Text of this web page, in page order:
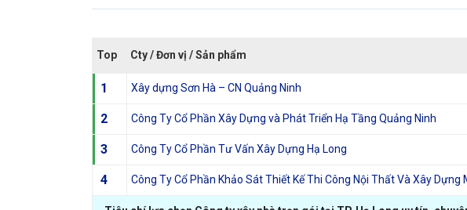
Top Cty / Đơn vị / Sản phẩm
1 Xây dựng Sơn Hà – CN Quảng Ninh
2 Công Ty Cổ Phần Xây Dựng và Phát Triển Hạ Tầng Quảng Ninh
3 Công Ty Cổ Phần Tư Vấn Xây Dựng Hạ Long
4 Công Ty Cổ Phần Khảo Sát Thiết Kế Thi Công Nội Thất Và Xây Dựng